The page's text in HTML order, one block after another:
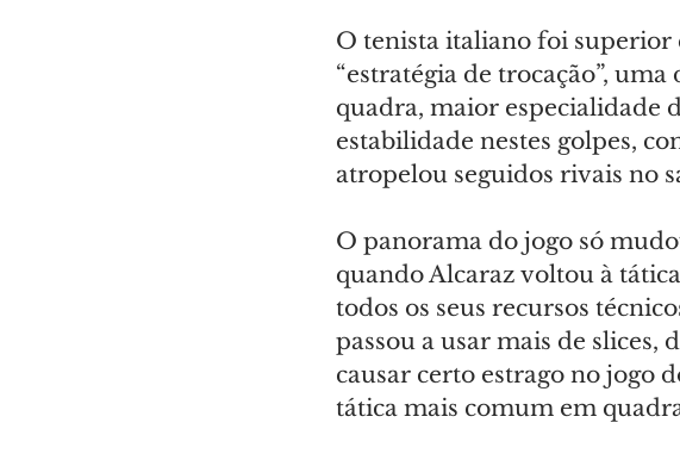
O tenista italiano foi superior
“estratégia de trocação”,
quadra, maior especialidade
estabilidade nestes golpes,
atropelou seguidos rivais no
O panorama do jogo só
quando Alcaraz voltou à
todos os seus recursos
passou a usar mais de
causar certo estrago no jogo
tática mais comum em